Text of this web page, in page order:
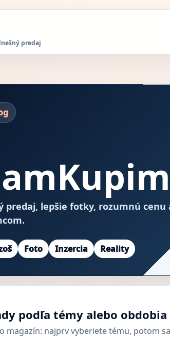
predaj
predaj, lepšie fotky, rozumnú cenu
Foto Inzercia Reality
podľa témy alebo obdobia
magazín: najprv vyberiete tému, potom sa